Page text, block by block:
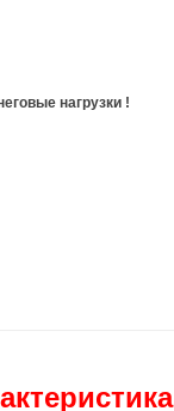
нагрузки !